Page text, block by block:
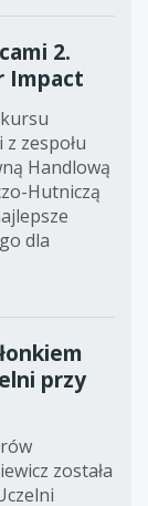
2.
Impact
zespołu
Handlową
Hutniczą
dla
przy
została